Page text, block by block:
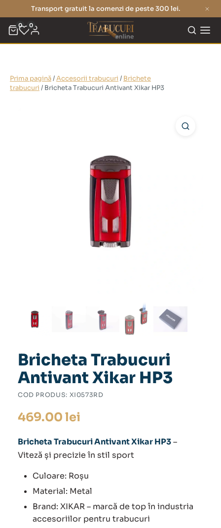
Transport gratuit la comenzi de peste 300 lei.
0 0
Prima pagină/Accesorii trabucuri / Brichete
trabucuri / Bricheta Trabucuri Antivant Xikar HP3
Bricheta Trabucuri
Antivant Xikar HP3
COD PRODUS: XI0573RD
469.00 lei
Bricheta Trabucuri Antivant Xikar HP3–
Viteză și precizie în stil sport
Culoare: Roșu
Material: Metal
Brand: XIKAR – marcă de top în industria
accesoriilor pentru trabucuri